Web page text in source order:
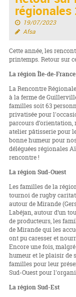
régionales
19/07/2023
Afsa
Cette année, les
printemps. Retour sur
La région Île-de-France
La Rencontre
à la ferme de
familles soit 63
privatisée pour
parcours
atelier pâtisserie pour
bonne humeur pour
déléguées régionales
rencontre !
La région Sud-Ouest
Les familles de la
tournoi de rugby
autour de Mirande
Labéjan, autour d’un
de producteurs, les
de Mirande qui les
ont pu caresser et
Encore une fois,
humeur et le plaisir de
familles pour leur
Sud-Ouest pour
La région Sud-Est